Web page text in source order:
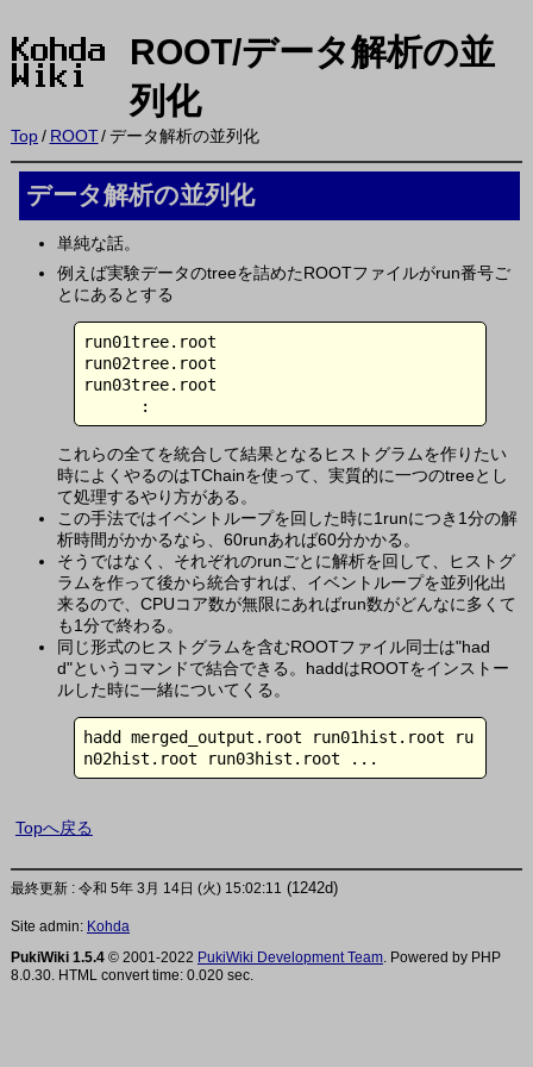
ROOT/データ解析の並
列化
Top/ ROOT/データ解析の並列化
データ解析の並列化
単純な話。
例えば実験データのtreeを詰めたROOTファイルがrun番号ご
とにあるとする
run01tree.root
run02tree.root
run03tree.root
      :
これらの全てを統合して結果となるヒストグラムを作りたい
時によくやるのはTChainを使って、実質的に一つのtreeとし
て処理するやり方がある。
この手法ではイベントループを回した時に1runにつき1分の解
析時間がかかるなら、60runあれば60分かかる。
そうではなく、それぞれのrunごとに解析を回して、ヒストグ
ラムを作って後から統合すれば、イベントループを並列化出
来るので、CPUコア数が無限にあればrun数がどんなに多くて
も1分で終わる。
同じ形式のヒストグラムを含むROOTファイル同士は"had
d"というコマンドで結合できる。haddはROOTをインストー
ルした時に一緒についてくる。
hadd merged_output.root run01hist.root ru
n02hist.root run03hist.root ...
Topへ戻る
最終更新 : 令和 5年 3月 14日 (火) 15:02:11 (1242d)
Site admin: Kohda
PukiWiki 1.5.4© 2001-2022 PukiWiki Development Team. Powered by PHP
8.0.30. HTML convert time: 0.020 sec.